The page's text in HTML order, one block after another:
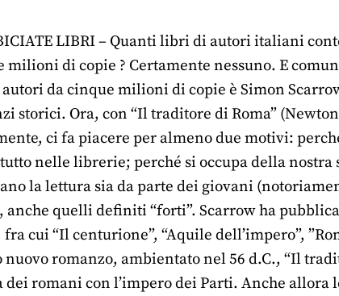
LIBRI – Quanti libri di autori italiani
milioni di copie ? Certamente nessuno. E
da cinque milioni di copie è Simon
storici. Ora, con “Il traditore di Roma”
ci fa piacere per almeno due motivi:
nelle librerie; perché si occupa della
la lettura sia da parte dei giovani
quelli definiti “forti”. Scarrow ha
fra cui “Il centurione”, “Aquile dell’impero”,
nuovo romanzo, ambientato nel 56 d.C., “Il
dei romani con l’impero dei Parti. Anche